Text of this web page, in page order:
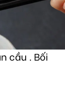
cầu . Bối